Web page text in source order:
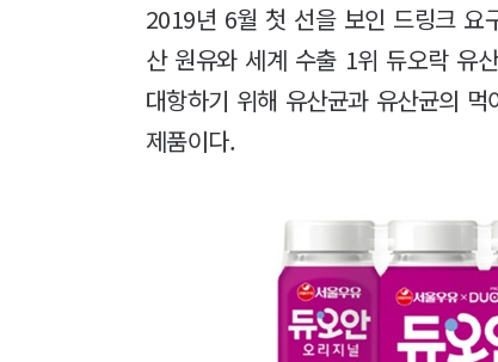
2019년 6월 첫 선을 보인 드링크 요
산 원유와 세계 수출 1위 듀오락 유
대항하기 위해 유산균과 유산균의
제품이다.